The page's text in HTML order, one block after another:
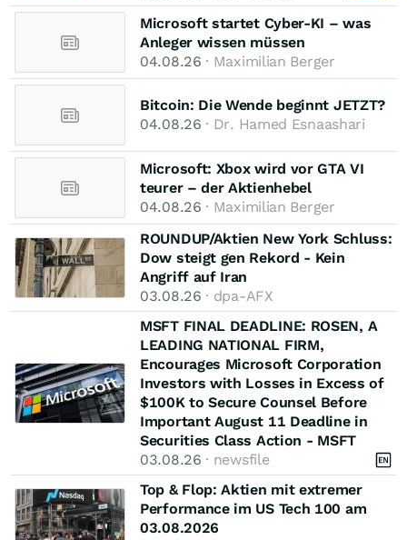
Microsoft startet Cyber-KI – was
Anleger wissen müssen
04.08.26 · Maximilian Berger
Bitcoin: Die Wende beginnt JETZT?
04.08.26 · Dr. Hamed Esnaashari
Microsoft: Xbox wird vor GTA VI
teurer – der Aktienhebel
04.08.26 · Maximilian Berger
ROUNDUP/Aktien New York Schluss:
Dow steigt gen Rekord - Kein
Angriff auf Iran
03.08.26 · dpa-AFX
MSFT FINAL DEADLINE: ROSEN, A
LEADING NATIONAL FIRM,
Encourages Microsoft Corporation
Investors with Losses in Excess of
$100K to Secure Counsel Before
Important August 11 Deadline in
Securities Class Action - MSFT
03.08.26 · newsfile
Top & Flop: Aktien mit extremer
Performance im US Tech 100 am
03.08.2026